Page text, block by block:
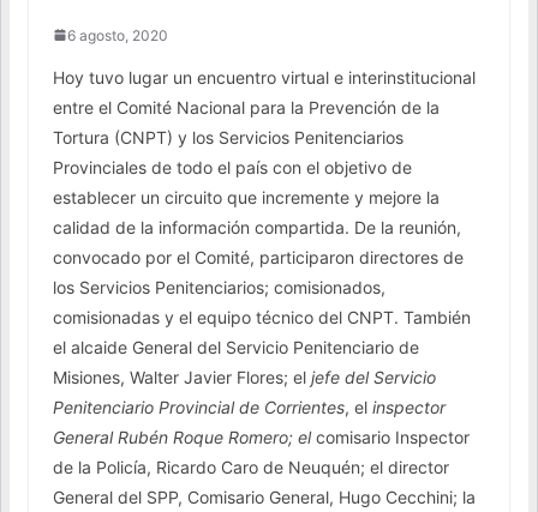
6 agosto, 2020
Hoy tuvo lugar un encuentro virtual e interinstitucional
entre el Comité Nacional para la Prevención de la
Tortura (CNPT) y los Servicios Penitenciarios
Provinciales de todo el país con el objetivo de
establecer un circuito que incremente y mejore la
calidad de la información compartida. De la reunión,
convocado por el Comité, participaron directores de
los Servicios Penitenciarios; comisionados,
comisionadas y el equipo técnico del CNPT. También
el alcaide General del Servicio Penitenciario de
Misiones, Walter Javier Flores; el jefe del Servicio
Penitenciario Provincial de Corrientes, el inspector
General Rubén Roque Romero; elcomisario Inspector
de la Policía, Ricardo Caro de Neuquén; el director
General del SPP, Comisario General, Hugo Cecchini; la